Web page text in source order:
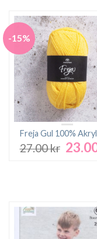
27.00
-15%
Freja Gul 100% Akryl
27.00kr Det